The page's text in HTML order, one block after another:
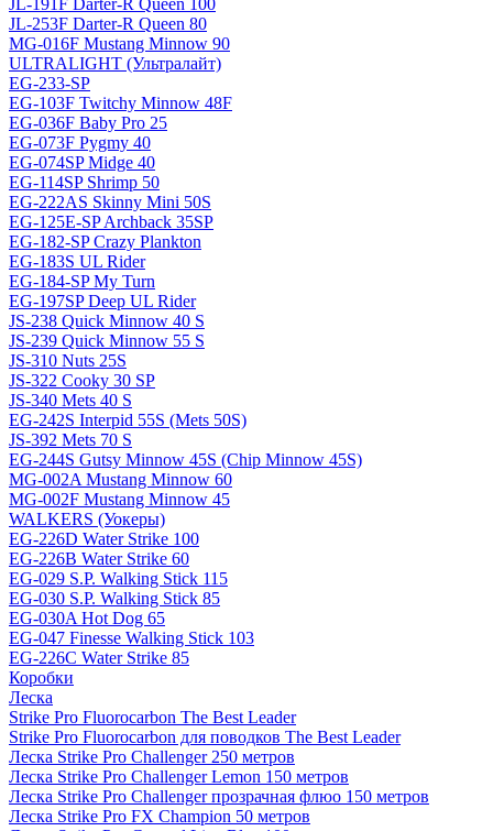
JL-191F Darter-R Queen 100
JL-253F Darter-R Queen 80
MG-016F Mustang Minnow 90
ULTRALIGHT (Ультралайт)
EG-233-SP
EG-103F Twitchy Minnow 48F
EG-036F Baby Pro 25
EG-073F Pygmy 40
EG-074SP Midge 40
EG-114SP Shrimp 50
EG-222AS Skinny Mini 50S
EG-125E-SP Archback 35SP
EG-182-SP Crazy Plankton
EG-183S UL Rider
EG-184-SP My Turn
EG-197SP Deep UL Rider
JS-238 Quick Minnow 40 S
JS-239 Quick Minnow 55 S
JS-310 Nuts 25S
JS-322 Cooky 30 SP
JS-340 Mets 40 S
EG-242S Interpid 55S (Mets 50S)
JS-392 Mets 70 S
EG-244S Gutsy Minnow 45S (Chip Minnow 45S)
MG-002A Mustang Minnow 60
MG-002F Mustang Minnow 45
WALKERS (Уокеры)
EG-226D Water Strike 100
EG-226B Water Strike 60
EG-029 S.P. Walking Stick 115
EG-030 S.P. Walking Stick 85
EG-030A Hot Dog 65
EG-047 Finesse Walking Stick 103
EG-226C Water Strike 85
Коробки
Леска
Strike Pro Fluorocarbon The Best Leader
Strike Pro Fluorocarbon для поводков The Best Leader
Леска Strike Pro Challenger 250 метров
Леска Strike Pro Challenger Lemon 150 метров
Леска Strike Pro Challenger прозрачная флюо 150 метров
Леска Strike Pro FX Champion 50 метров